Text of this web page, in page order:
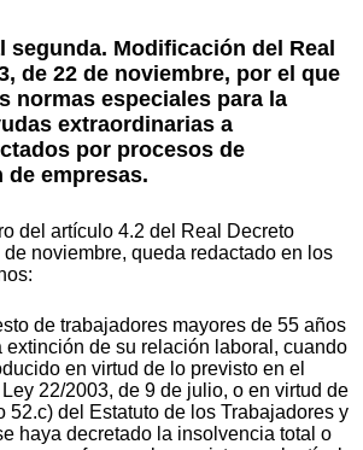
segunda. Modificación del Real
de 22 de noviembre, por el que
normas especiales para la
extraordinarias a
por procesos de
empresas.
del artículo 4.2 del Real Decreto
noviembre, queda redactado en los
de trabajadores mayores de 55 años
extinción de su relación laboral, cuando
en virtud de lo previsto en el
22/2003, de 9 de julio, o en virtud de
52.c) del Estatuto de los Trabajadores y
haya decretado la insolvencia total o